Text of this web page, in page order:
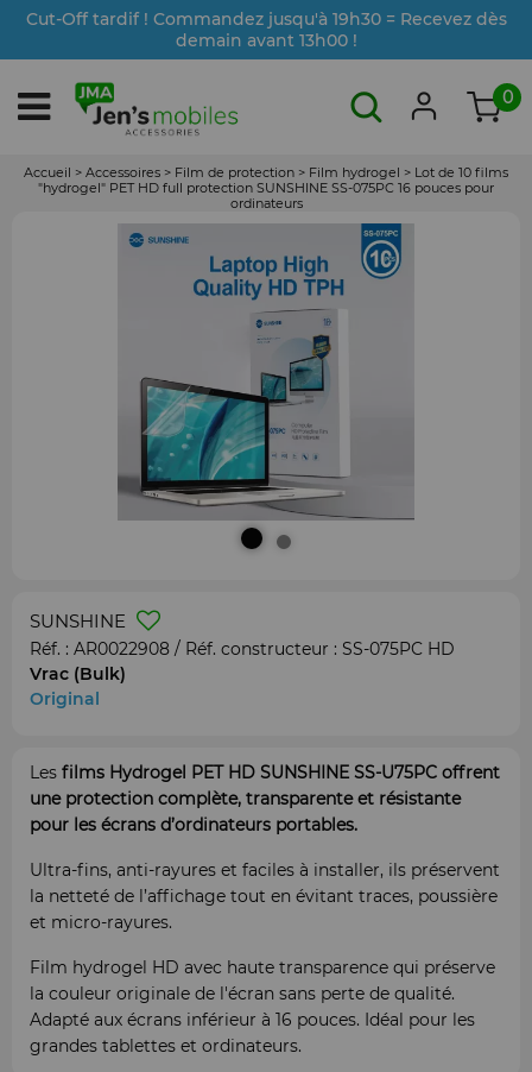
Cut-Off tardif ! Commandez jusqu'à 19h30 = Recevez dès
demain avant 13h00 !
0
Accueil > Accessoires > Film de protection > Film hydrogel > Lot de 10 films
"hydrogel" PET HD full protection SUNSHINE SS-075PC 16 pouces pour
ordinateurs
SUNSHINE
Réf. : AR0022908 / Réf. constructeur : SS-075PC HD
Vrac (Bulk)
Original
Les films Hydrogel PET HD SUNSHINE SS-U75PC offrent
une protection complète, transparente et résistante
pour les écrans d’ordinateurs portables.
Ultra-fins, anti-rayures et faciles à installer, ils préservent
la netteté de l’affichage tout en évitant traces, poussière
et micro-rayures.
Film hydrogel HD avec haute transparence qui préserve
la couleur originale de l'écran sans perte de qualité.
Adapté aux écrans inférieur à 16 pouces. Idéal pour les
grandes tablettes et ordinateurs.